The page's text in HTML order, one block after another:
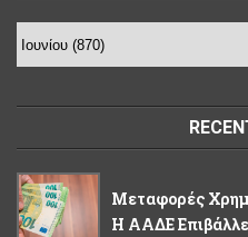
Μεταφορές
Η ΑΑΔΕ